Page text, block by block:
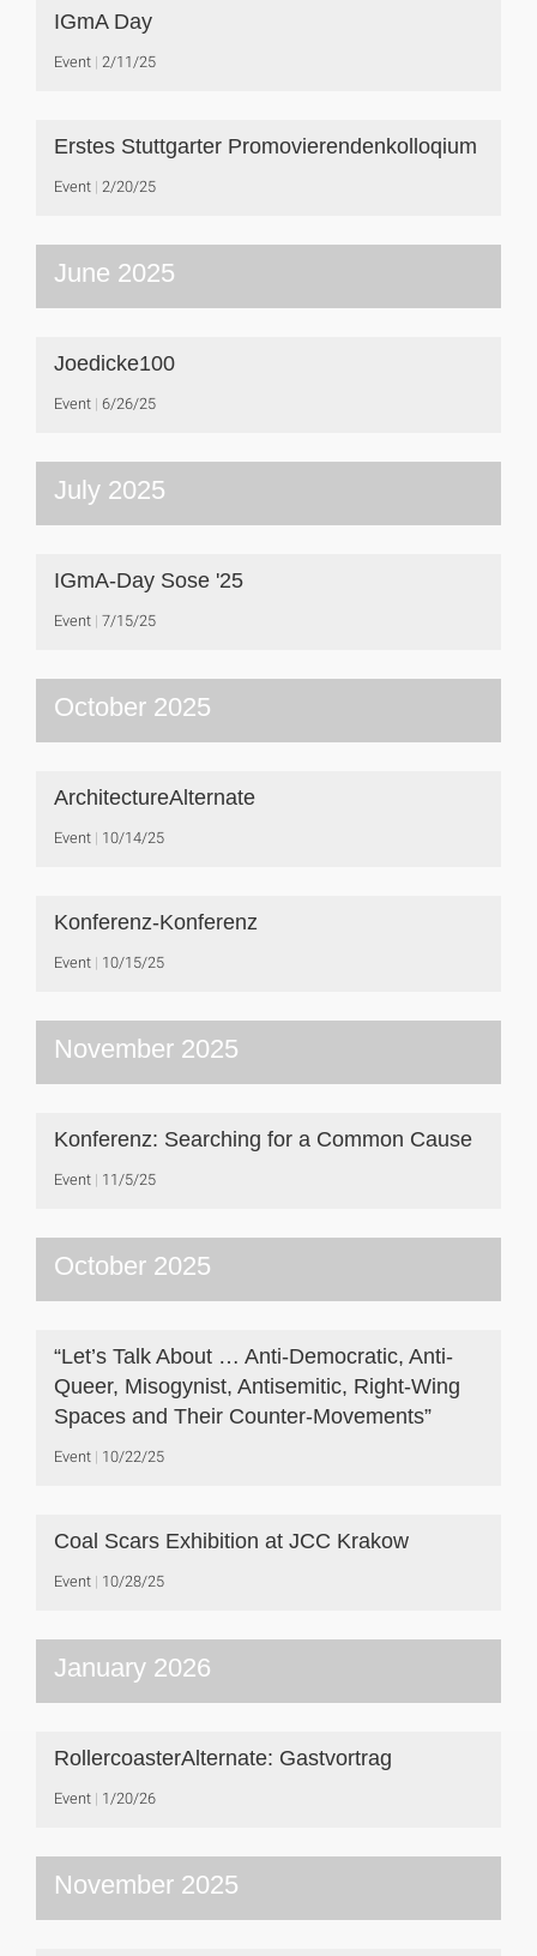
IGmA Day
Event 2/11/25
Erstes Stuttgarter Promovierendenkolloqium
Event 2/20/25
June 2025
Joedicke100
Event 6/26/25
July 2025
IGmA-Day Sose '25
Event 7/15/25
October 2025
ArchitectureAlternate
Event 10/14/25
Konferenz-Konferenz
Event 10/15/25
November 2025
Konferenz: Searching for a Common Cause
Event 11/5/25
October 2025
“Let’s Talk About … Anti-Democratic, Anti-
Queer, Misogynist, Antisemitic, Right-Wing
Spaces and Their Counter-Movements”
Event 10/22/25
Coal Scars Exhibition at JCC Krakow
Event 10/28/25
January 2026
RollercoasterAlternate: Gastvortrag
Event 1/20/26
November 2025